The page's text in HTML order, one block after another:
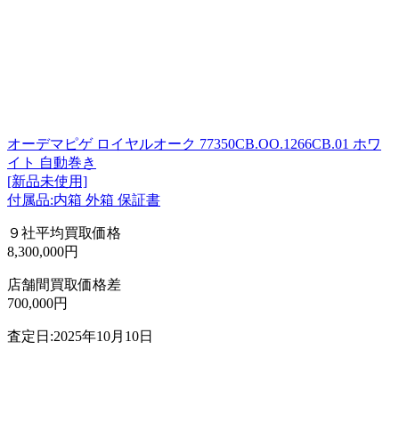
オーデマピゲ ロイヤルオーク 77350CB.OO.1266CB.01 ホワ
イト 自動巻き
[新品未使用]
付属品:内箱 外箱 保証書
９社平均買取価格
8,300,000円
店舗間買取価格差
700,000円
査定日:2025年10月10日